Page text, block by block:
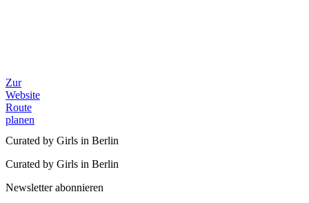
Zur
Website
Route
planen
Curated by Girls in Berlin
Curated by Girls in Berlin
Newsletter abonnieren